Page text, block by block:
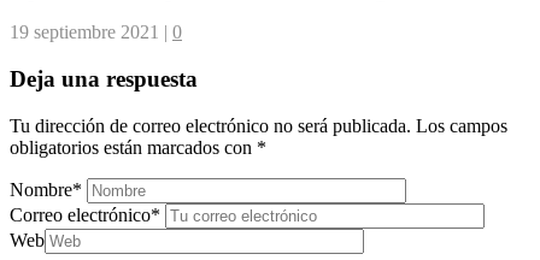
19 septiembre 2021 | 0
Deja una respuesta
Tu dirección de correo electrónico no será publicada. Los campos
obligatorios están marcados con *
Nombre*
Correo electrónico*
Web